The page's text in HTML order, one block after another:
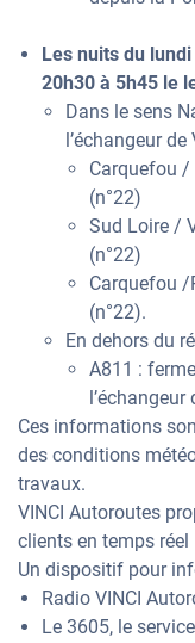
Les nuits du
20h30 à 5h45 le
Dans le sens
l’échangeur
Carquefou /
(n°22)
Sud Loire /
(n°22)
Carquefou /
(n°22).
En dehors du
A811 :
l’échangeur
Ces informations
des conditions
travaux.
VINCI Autoroutes
clients en temps réel
Un dispositif pour
Radio VINCI
Le 3605, le